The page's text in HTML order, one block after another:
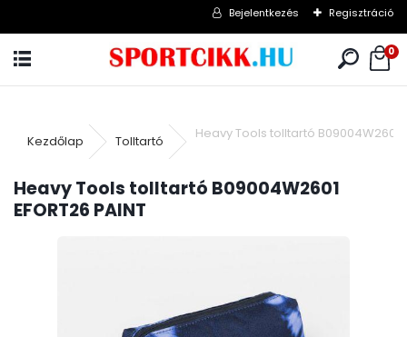
Bejelentkezés Regisztráció
0
Kezdőlap Tolltartó
Heavy Tools tolltartó B09004W2601
Heavy Tools tolltartó B09004W2601
EFORT26 PAINT